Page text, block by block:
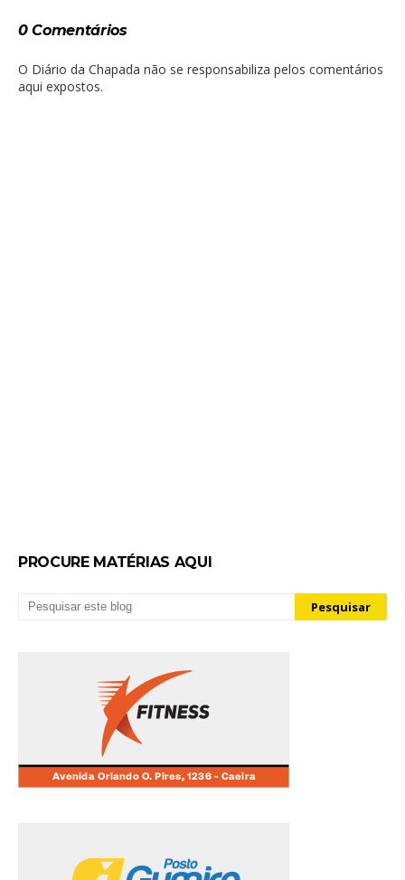
0 Comentários
O Diário da Chapada não se responsabiliza pelos comentários
aqui expostos.
PROCURE MATÉRIAS AQUI